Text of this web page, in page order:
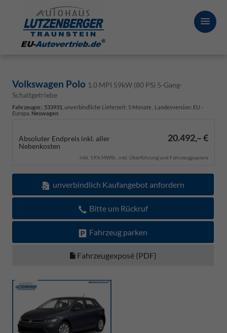
Volkswagen Polo 1.0 MPI 59kW (80 PS) 5-Gang-
Schaltgetriebe
Fahrzeugnr.: 533931 , unverbindliche Lieferzeit: 5 Monate , Landesversion: EU -
Europa, Neuwagen
Absoluter Endpreis inkl. aller
Nebenkosten
20.492,– €
inkl. 19% MWSt., inkl. Überführung und Fahrzeugpapiere
unverbindlich Kaufangebot anfordern
Bitte um Rückruf
Fahrzeug parken
Fahrzeugexposé (PDF)